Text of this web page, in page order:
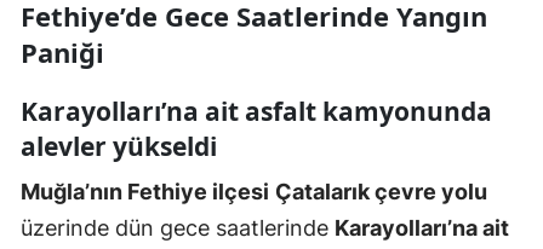
Fethiye’de Gece Saatlerinde Yangın
Paniği
Karayolları’na ait asfalt kamyonunda
alevler yükseldi
Muğla’nın Fethiye ilçesi Çatalarık çevre yolu
üzerinde dün gece saatlerinde Karayolları’na ait